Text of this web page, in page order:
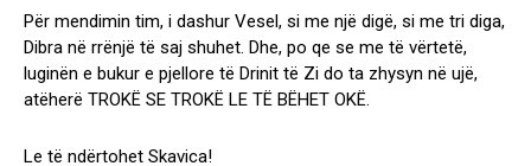
Për mendimin tim, i dashur Vesel, si me një digë, si me tri diga,
Dibra në rrënjë të saj shuhet. Dhe, po qe se me të vërtetë,
luginën e bukur e pjellore të Drinit të Zi do ta zhysyn në ujë,
atëherë TROKË SE TROKË LE TË BËHET OKË.
Le të ndërtohet Skavica!